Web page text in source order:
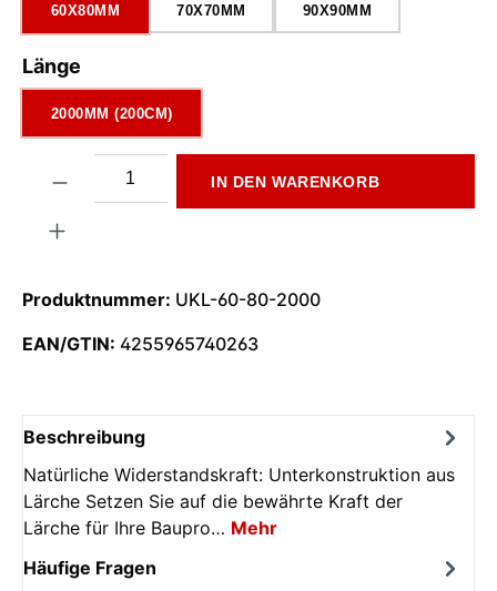
60X80MM 70X70MM 90X90MM
Länge
2000MM (200CM)
IN DEN WARENKORB
Produktnummer: UKL-60-80-2000
EAN/GTIN: 4255965740263
Beschreibung
Natürliche Widerstandskraft: Unterkonstruktion aus
Lärche Setzen Sie auf die bewährte Kraft der
Lärche für Ihre Baupro… Mehr
Häufige Fragen